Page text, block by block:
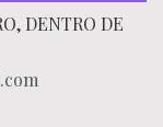
DENTRO DE